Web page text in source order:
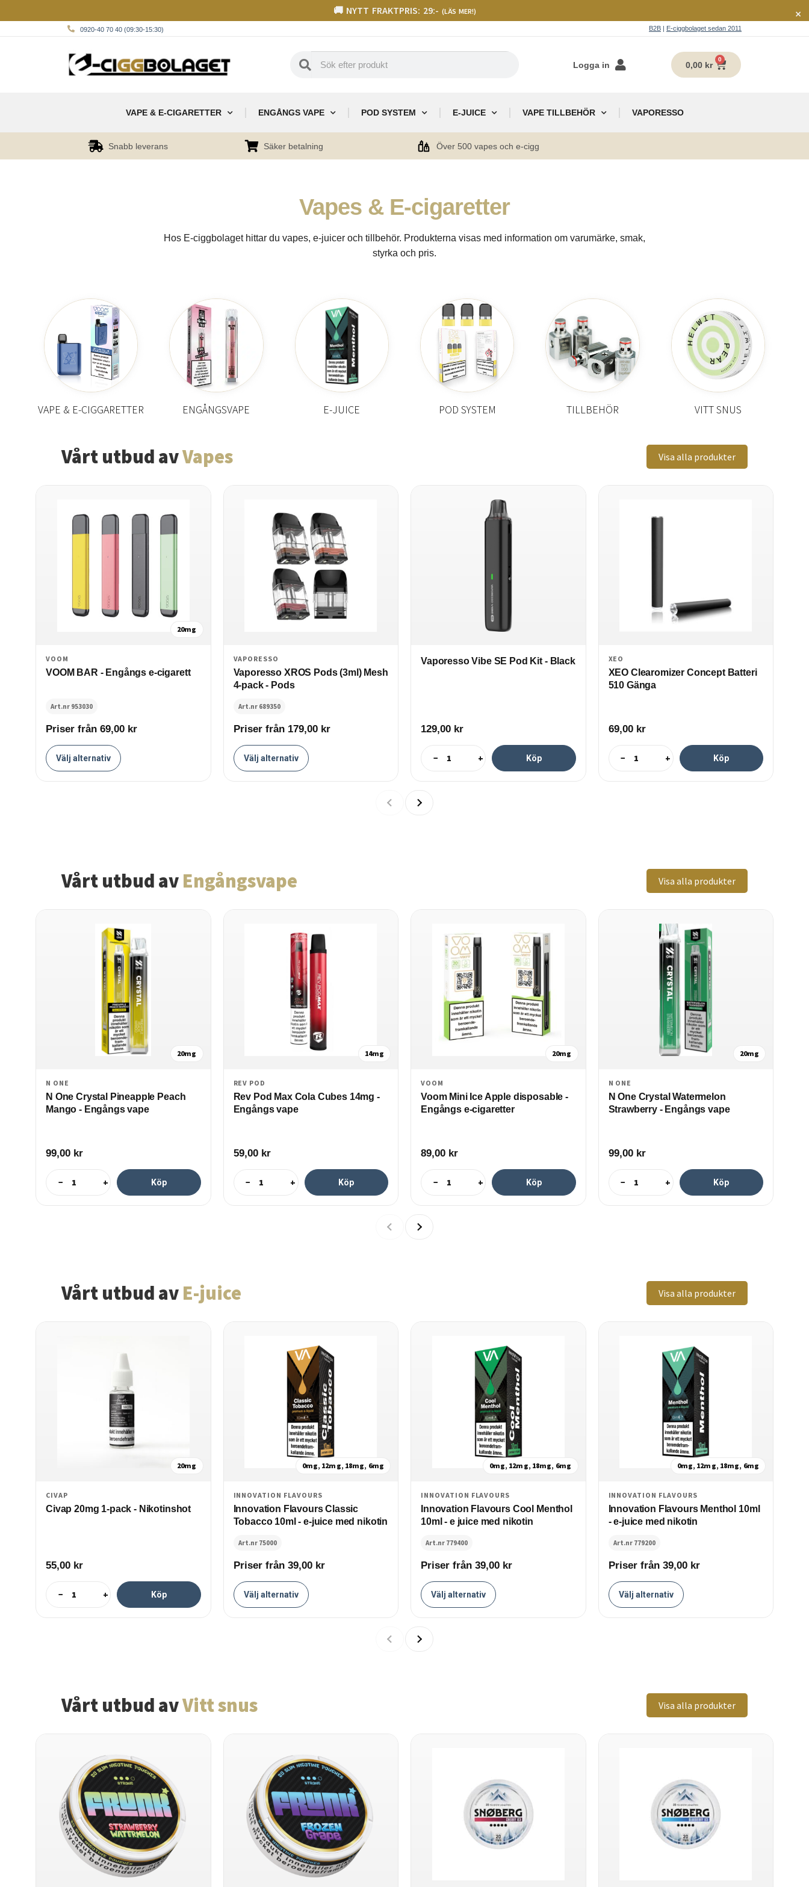
🚚 NYTT FRAKTPRIS: 29:- (LÄS MER!) ×
0920-40 70 40 (09:30-15:30) B2B | E-ciggbolaget sedan 2011
Logga in 0,00 kr
0
VAPE & E-CIGARETTER ENGÅNGS VAPE POD SYSTEM E-JUICE VAPE TILLBEHÖR VAPORESSO
Snabb leverans Säker betalning Över 500 vapes och e-cigg
Vapes & E-cigaretter
Hos E-ciggbolaget hittar du vapes, e-juicer och tillbehör. Produkterna visas med information om varumärke, smak,
styrka och pris.
VAPE & E-CIGGARETTER ENGÅNGSVAPE E-JUICE POD SYSTEM TILLBEHÖR VITT SNUS
Vårt utbud avVapes Visa alla produkter
20mg
VOOM
VOOM BAR - Engångs e-cigarett
Art.nr 953030
Priser från 69,00 kr
Välj alternativ
VAPORESSO
Vaporesso XROS Pods (3ml) Mesh
4-pack - Pods
Art.nr 689350
Priser från 179,00 kr
Välj alternativ
Vaporesso Vibe SE Pod Kit - Black
129,00 kr
− + Köp
XEO
XEO Clearomizer Concept Batteri
510 Gänga
69,00 kr
− + Köp
Vårt utbud av Engångsvape Visa alla produkter
20mg
N ONE
N One Crystal Pineapple Peach
Mango - Engångs vape
99,00 kr
− + Köp
14mg
REV POD
Rev Pod Max Cola Cubes 14mg -
Engångs vape
59,00 kr
− + Köp
20mg
VOOM
Voom Mini Ice Apple disposable -
Engångs e-cigaretter
89,00 kr
− + Köp
20mg
N ONE
N One Crystal Watermelon
Strawberry - Engångs vape
99,00 kr
− + Köp
Vårt utbud av E-juice Visa alla produkter
20mg
CIVAP
Civap 20mg 1-pack - Nikotinshot
55,00 kr
− + Köp
0mg, 12mg, 18mg, 6mg
INNOVATION FLAVOURS
Innovation Flavours Classic
Tobacco 10ml - e-juice med nikotin
Art.nr 75000
Priser från 39,00 kr
Välj alternativ
0mg, 12mg, 18mg, 6mg
INNOVATION FLAVOURS
Innovation Flavours Cool Menthol
10ml - e juice med nikotin
Art.nr 779400
Priser från 39,00 kr
Välj alternativ
0mg, 12mg, 18mg, 6mg
INNOVATION FLAVOURS
Innovation Flavours Menthol 10ml
- e-juice med nikotin
Art.nr 779200
Priser från 39,00 kr
Välj alternativ
Vårt utbud avVitt snus Visa alla produkter